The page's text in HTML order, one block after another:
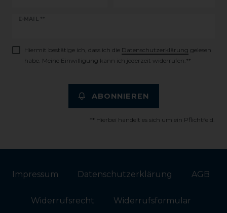
E-MAIL **
Newsletter
Hiermit bestätige ich, dass ich die Daten­schutz­erklärung gelesen
habe. Meine Einwilligung kann ich jederzeit widerrufen.**
ABONNIEREN
** Hierbei handelt es sich um ein Pflichtfeld.
Impressum Daten­schutz­erklärung AGB
Widerrufs­recht Widerrufs­formular